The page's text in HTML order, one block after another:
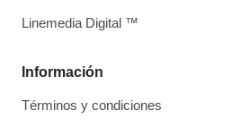
Información
Términos y condiciones
Linemedia Digital ™